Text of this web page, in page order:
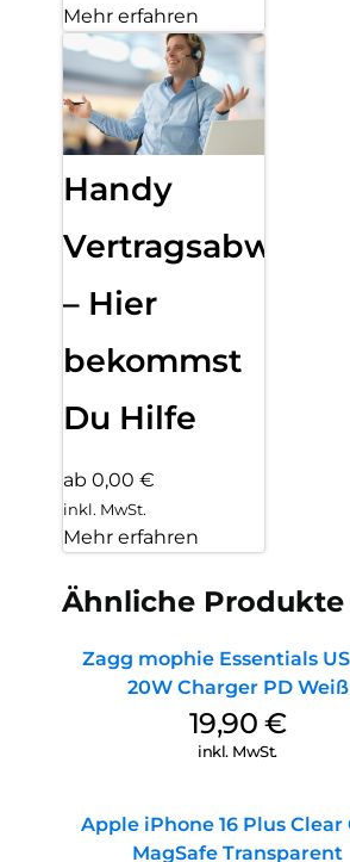
Mehr erfahren
Handy
– Hier
bekommst
Du Hilfe
ab 0,00 €
inkl. MwSt.
Mehr erfahren
Ähnliche Produkte
Zagg mophie Essentials
20W Charger PD Weiß
19,90 €
inkl. MwSt.
Apple iPhone 16 Plus Clear
MagSafe Transparent